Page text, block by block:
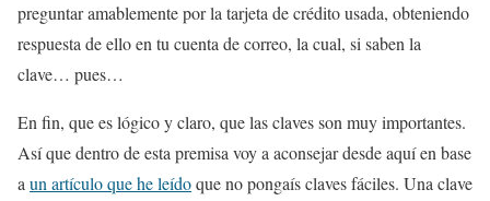
preguntar amablemente por la tarjeta de crédito usada, obteniendo
respuesta de ello en tu cuenta de correo, la cual, si saben la
clave… pues…
En fin, que es lógico y claro, que las claves son muy importantes.
Así que dentro de esta premisa voy a aconsejar desde aquí en base
a un artículo que he leídoque no pongaís claves fáciles. Una clave